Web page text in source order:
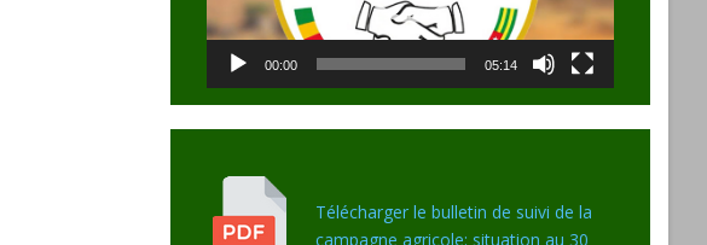
00:00 05:14
Télécharger le bulletin de suivi de la
campagne agricole: situation au 30